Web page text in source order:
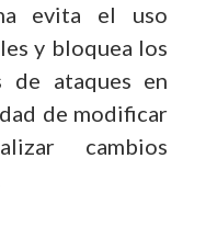
evita el uso
y bloquea los
de ataques en
de modificar
cambios